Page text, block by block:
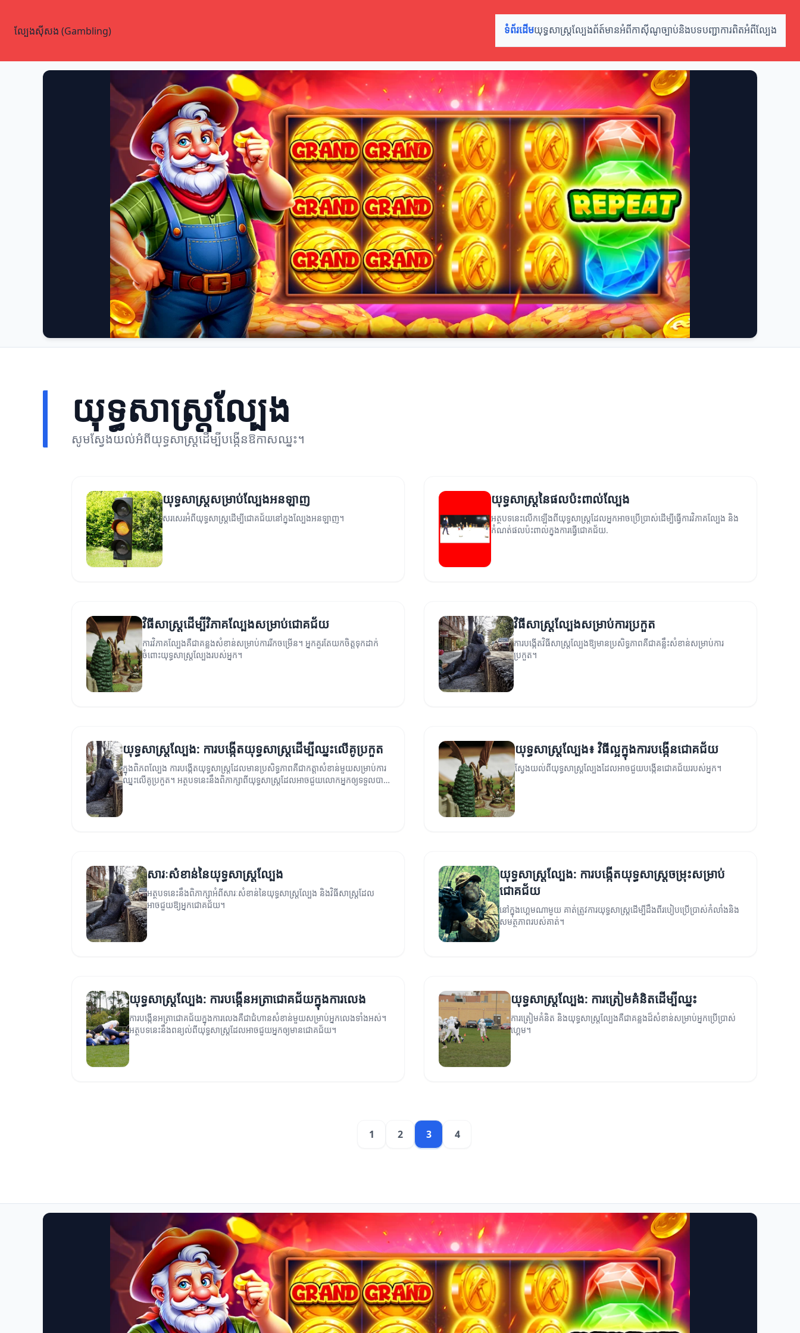
ល្បែងស៊ីសង (Gambling) ទំព័រដើមយុទ្ធសាស្ត្រល្បែងព័ត៍មានអំពីកាស៊ីណូច្បាប់និងបទបញ្ជាការពិតអំពីល្បែង
យុទ្ធសាស្ត្រល្បែង
សូមស្វែងយល់អំពីយុទ្ធសាស្ត្រដើម្បីបង្កើនឱកាសឈ្នះ។
យុទ្ធសាស្ត្រសម្រាប់ល្បែងអនឡាញ
សរសេរអំពីយុទ្ធសាស្ត្រដើម្បីជោគជ័យនៅក្នុងល្បែងអនឡាញ។
យុទ្ធសាស្ត្រនៃផលប៉ះពាល់ល្បែង
អត្ថបទនេះលើកឡើងពីយុទ្ធសាស្ត្រដែលអ្នកអាចប្រើប្រាស់ដើម្បីធ្វើការវិភាគល្បែង និង
កំណត់ផលប៉ះពាល់ក្នុងការធ្វើជោគជ័យ.
វិធីសាស្ត្រដើម្បីវិភាគល្បែងសម្រាប់ជោគជ័យ
ការវិភាគល្បែងគឺជាគន្លងសំខាន់សម្រាប់ការរីកចម្រើន។ អ្នកគួរតែយកចិត្តទុកដាក់
ចំពោះយុទ្ធសាស្ត្រល្បែងរបស់អ្នក។
វិធីសាស្ត្រល្បែងសម្រាប់ការប្រកួត
ការបង្កើតវិធីសាស្ត្រល្បែងឱ្យមានប្រសិទ្ធភាពគឺជាគន្លឹះសំខាន់សម្រាប់ការ
ប្រកួត។
យុទ្ធសាស្ត្រល្បែង: ការបង្កើតយុទ្ធសាស្ត្រដើម្បីឈ្នះលើគូប្រកួត
ក្នុងពិភពល្បែង ការបង្កើតយុទ្ធសាស្ត្រដែលមានប្រសិទ្ធភាពគឺជា​កត្តាសំខាន់មួយសម្រាប់ការ
ឈ្នះលើគូប្រកួត។ អត្ថបទនេះនឹងពិភាក្សាពីយុទ្ធសាស្ត្រដែលអាចជួយលោកអ្នកឲ្យទទួលបាន
ជោគជ័យ។
យុទ្ធសាស្ត្រល្បែង៖ វិធីល្អក្នុងការបង្កើនជោគជ័យ
ស្វែងយល់ពីយុទ្ធសាស្ត្រល្បែងដែលអាចជួយបង្កើនជោគជ័យរបស់អ្នក។
សារៈសំខាន់នៃយុទ្ធសាស្ត្រល្បែង
អត្ថបទនេះនឹងពិភាក្សាអំពីសារៈសំខាន់នៃយុទ្ធសាស្ត្រល្បែង និងវិធីសាស្ត្រដែល
អាចជួយឱ្យអ្នកជោគជ័យ។
យុទ្ធសាស្ត្រល្បែង: ការបង្កើតយុទ្ធសាស្ត្រចម្រុះសម្រាប់
ជោគជ័យ
នៅក្នុងហ្គេមណាមួយ គាត់ត្រូវការយុទ្ធសាស្ត្រដើម្បីដឹងពីរបៀបប្រើប្រាស់កំលាំងនិង
សមត្ថភាពរបស់គាត់។
យុទ្ធសាស្ត្រល្បែង: ការបង្កើនអត្រាជោគជ័យក្នុងការលេង
ការបង្កើនអត្រាជោគជ័យក្នុងការលេងគឺជាជំហានសំខាន់មួយសម្រាប់អ្នកលេងទាំងអស់។
អត្ថបទនេះនឹងពន្យល់ពីយុទ្ធសាស្ត្រដែលអាចជួយអ្នកឲ្យមានជោគជ័យ។
យុទ្ធសាស្ត្រល្បែង: ការត្រៀមគំនិតដើម្បីឈ្នះ
ការត្រៀមគំនិត និងយុទ្ធសាស្ត្រល្បែងគឺជាគន្លងដ៏សំខាន់សម្រាប់អ្នកប្រើប្រាស់
ហ្គេម។
1 2 3 4